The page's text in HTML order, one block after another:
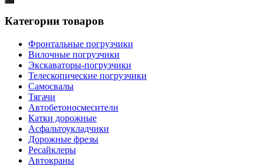
Категории товаров
Фронтальные погрузчики
Вилочные погрузчики
Экскаваторы-погрузчики
Телескопические погрузчики
Самосвалы
Тягачи
Автобетоносмесители
Катки дорожные
Асфальтоукладчики
Дорожные фрезы
Ресайклеры
Автокраны